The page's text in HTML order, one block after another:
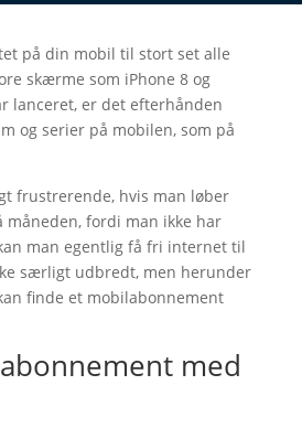
på din mobil til stort set alle
skærme som iPhone 8 og
lanceret, er det efterhånden
og serier på mobilen, som på
frustrerende, hvis man løber
fordi man ikke har
man egentlig få fri internet til
særligt udbredt, men herunder
finde et mobilabonnement
med